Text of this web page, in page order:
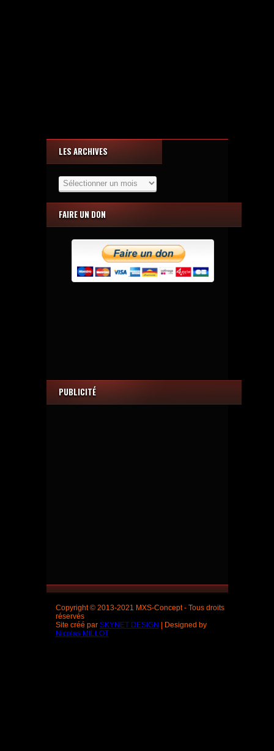
LES ARCHIVES
Archives
FAIRE UN DON
PUBLICITÉ
Copyright © 2013-2021 MXS-Concept - Tous droits
réservés
Site créé par SKYNET DESIGN
| Designed by
Nicolas MILLOT